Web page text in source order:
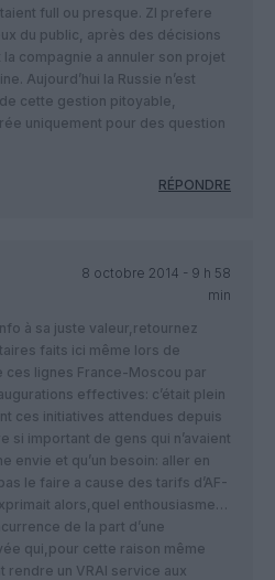
full ou presque. ZI prefere
du public, après des décisions
compagnie a annuler son projet
Aujourd’hui la Russie n’est
cette gestion pitoyable,
uniquement pour des question
RÉPONDRE
8 octobre 2014 - 9 h 58
min
à sa juste valeur,retournez
faits ici même lors de
ces lignes France-Moscou par
effectives: c’était plein
ces initiatives attendues depuis
si important de gens qui n’avaient
envie et qu’un besoin: aller en
le faire a cause des tarifs d’AF-
alors,quel enthousiasme…
de la part d’une
qui,pour cette raison même
rendre un VRAI service aux